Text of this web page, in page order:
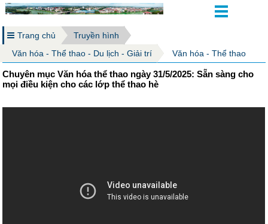
Trang chủ
Truyền hình
Văn hóa - Thể thao - Du lịch - Giải trí
Văn hóa - Thể thao
Chuyên mục Văn hóa thể thao ngày 31/5/2025: Sẵn sàng cho
mọi điều kiện cho các lớp thể thao hè